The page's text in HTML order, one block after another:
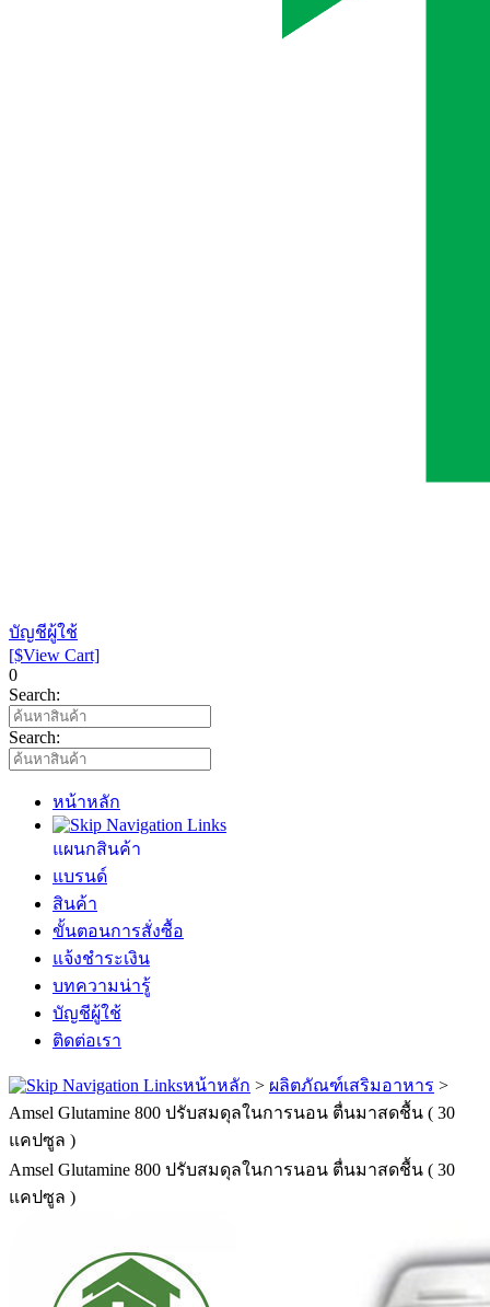
บัญชีผู้ใช้
[$View Cart]
0
Search:
Search:
หน้าหลัก
แผนกสินค้า
แบรนด์
สินค้า
ขั้นตอนการสั่งซื้อ
แจ้งชำระเงิน
บทความน่ารู้
บัญชีผู้ใช้
ติดต่อเรา
หน้าหลัก > ผลิตภัณฑ์เสริมอาหาร >
Amsel Glutamine 800 ปรับสมดุลในการนอน ตื่นมาสดชื้น ( 30
แคปซูล )
Amsel Glutamine 800 ปรับสมดุลในการนอน ตื่นมาสดชื้น ( 30
แคปซูล )